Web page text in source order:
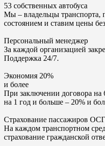
53 собственных автобуса
Мы – владельцы транспорта,
состоянием и ставим цены
Персональный менеджер
За каждой организацией
Поддержка 24/7.
Экономия 20%
и более
При заключении договора на
на 1 год и больше – 20% и
Страхование пассажиров
На каждом транспортном
страхование гражданской